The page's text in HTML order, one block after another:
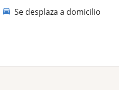
Se desplaza a domicilio